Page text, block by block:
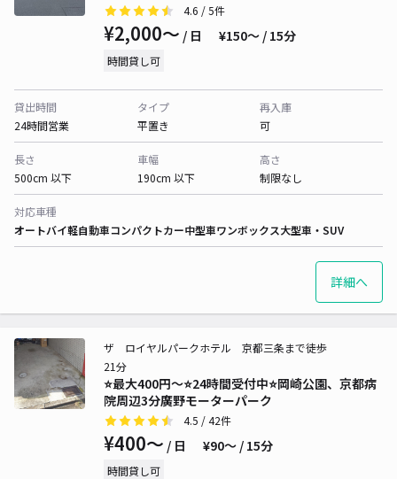
4.6 / 5件
¥2,000〜 / 日 ¥150〜 / 15分
時間貸し可
貸出時間
24時間営業
タイプ
平置き
再入庫
可
長さ
500cm 以下
車幅
190cm 以下
高さ
制限なし
対応車種
オートバイ軽自動車コンパクトカー中型車ワンボックス大型車・SUV
詳細へ
⭐️最大400円～⭐24時間受付中︎⭐️岡崎公園、京都病
院周辺3分廣野モーターパーク
ザ ロイヤルパークホテル 京都三条まで徒歩
21分
4.5 / 42件
¥400〜 / 日 ¥90〜 / 15分
時間貸し可